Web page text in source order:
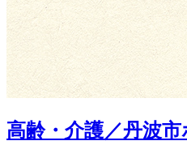
高齢・介護／丹波